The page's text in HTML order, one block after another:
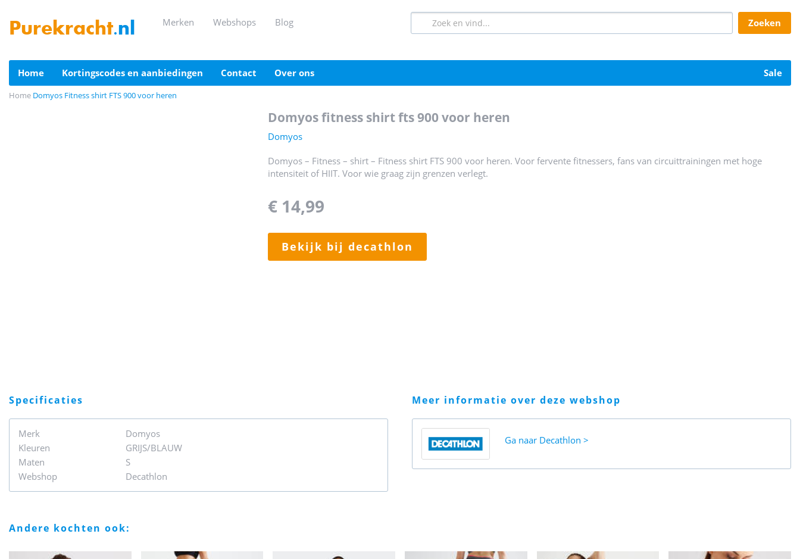
Purekracht.nl merken webshops blog zoeken
home kortingscodes en aanbiedingen contact over ons sale
Home Domyos Fitness shirt FTS 900 voor heren
domyos fitness shirt fts 900 voor heren
Domyos
Domyos – Fitness – shirt – Fitness shirt FTS 900 voor heren. Voor fervente fitnessers, fans van circuittrainingen met hoge
intensiteit of HIIT. Voor wie graag zijn grenzen verlegt.
€ 14,99
bekijk bij decathlon
specificaties
Merk
Domyos
Kleuren
GRIJS/BLAUW
Maten
S
Webshop
Decathlon
meer informatie over deze webshop
Ga naar Decathlon
andere kochten ook: